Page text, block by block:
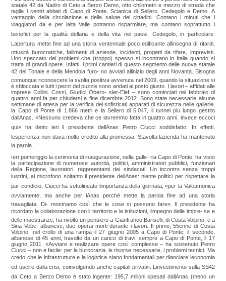
p
p
o
k
vi
di
statale 42 da Nadro di Ceto a Berzo Demo, otto chilometri e mezzo di strada che
taglia i centri abitati di Capo di Ponte, Scianica di Sellero, Cedegolo e Demo. A
vantaggio della circolazione e della salute dei cittadini. Contano i minuti che i
viaggiatori da e per lalta Valle potranno risparmiare, ma contano soprattutto i
benefici per la qualità dellaria e della vita nei paesi. Cedegolo, in particolare.
Lapertura mette fine ad una storia ventennale poco edificante allinsegna di ritardi,
ottusità burocratiche, fallimenti di aziende, incidenti, progetti da rifare, imprevisti.
Uno spaccato dei problemi che (troppo) spesso si incontrano in Italia quando si
tratta di grandi opere. Infatti, i primi cantieri di questo segmento delle nuova statale
42 del Tonale e della Mendola furo- no avviati allinizio degli anni Novanta. Bisogna
comunque riconoscere la svolta positiva avvenuta nel 2009, quando la situazione si
è sbloccata e tutti i pezzi del puzzle sono andati al posto giusto. I lavori – affidati alle
imprese Collini, Cossi, Giudici Obero- sler-Elef – sono cominciati nel febbraio di
quattro anni fa per chiudersi a fine dicembre 2012. Sono state necessarie alcune
settimane di attesa per la verifica dei sofisticati apparati di sicurezza nelle gallerie,
la Capo di Ponte di 1.866 metri e la Sellero di 5.047, il tunnel più lungo gestito
dallAnas. «Nessuno credeva che ce lavremmo fatta in quattro anni, invece eccoci
qui» ha detto ieri il presidente dellAnas Pietro Ciucci soddisfatto. In effetti,
lesperienza non dava molto credito alla promessa. Stavolta lazienda ha mantenuto
la parola.
Ieri pomeriggio la cerimonia di inaugurazione, nella galle- ria Capo di Ponte, ha visto
la partecipazione di numerose autorità, politici, amministratori pubblici, funzionari
della Regione, lavoratori, rappreentanti dei sindacati. Un incontro senza troppi
lustrini, al microfono soltanto il presidente dellAnas: niente politici per rispettare la
par condicio. Ciucci ha sottolineato limportanza della giornata, «per la Valcamonica
ovviamente, ma anche per lAnas perché mette la parola fine ad una storia
travagliata. Di- mostriamo così che le cose si possono fare». Il presidente ha
ricordato la collaborazione con il territorio e le istituzioni, limpegno delle impre- se e
delle maestranze; ha rivolto un pensiero a Gianfranco Bariselli, di Costa Volpino, e a
Sina Vebe, albanese, due operai morti durante i lavori. Il primo, 55enne di Costa
Volpino, nel crollo di una rampa il 27 giugno 2005 a Capo di Ponte; il secondo,
albanese di 45 anni, travolto da un carico di travi, sempre a Capo di Ponte, il 17
giugno 2011. «Avviare e realizzare opere così complesse – ha sostenuto Pietro
Ciucci – non è facile: per la burocrazia, le risorse necessarie, i problemi tecnici. Ma
credo che le infrastrutture e la logistica siano fondamentali per rilanciare leconomia
ed uscire dalla crisi, coinvolgendo anche capitali privati». Linvestimento sulla SS42
da Ceto a Berzo Demo è stato ingente: 195,7 milioni spesati dallAnas (meno un